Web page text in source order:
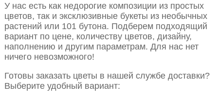
У нас есть как недорогие композиции из простых
цветов, так и эксклюзивные букеты из необычных
растений или 101 бутона. Подберем подходящий
вариант по цене, количеству цветов, дизайну,
наполнению и другим параметрам. Для нас нет
ничего невозможного!
Готовы заказать цветы в нашей службе доставки?
Выберите удобный вариант: